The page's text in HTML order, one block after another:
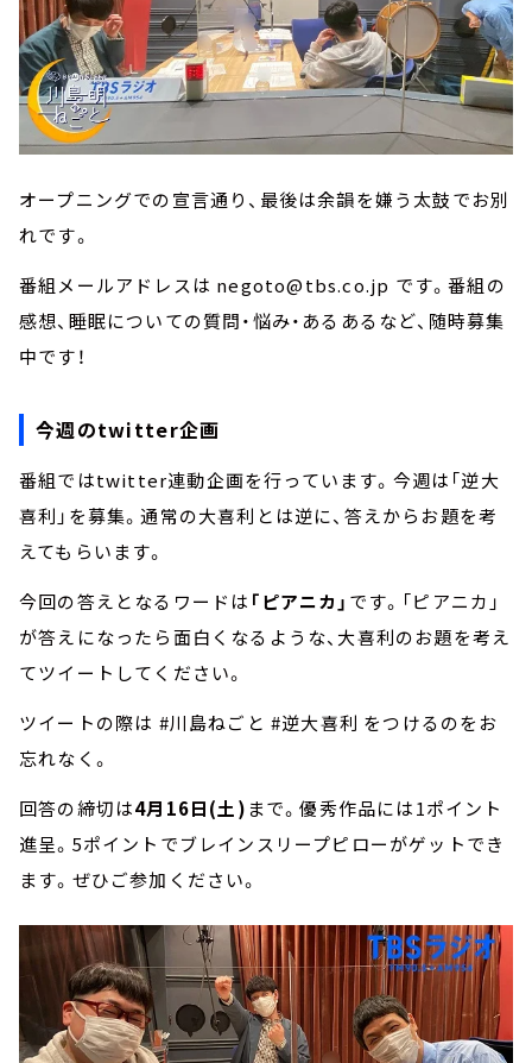
オープニングでの宣言通り、最後は余韻を嫌う太鼓でお別
れです。
番組メールアドレスは negoto@tbs.co.jp です。番組の
感想、睡眠についての質問・悩み・あるあるなど、随時募集
中です！
今週のtwitter企画
番組ではtwitter連動企画を行っています。今週は「逆大
喜利」を募集。通常の大喜利とは逆に、答えからお題を考
えてもらいます。
今回の答えとなるワードは 「ピアニカ」 です。「ピアニカ」
が答えになったら面白くなるような、大喜利のお題を考え
てツイートしてください。
ツイートの際は #川島ねごと #逆大喜利 をつけるのをお
忘れなく。
回答の締切は4月16日(土) まで。優秀作品には1ポイント
進呈。5ポイントでブレインスリープピローがゲットでき
ます。ぜひご参加ください。